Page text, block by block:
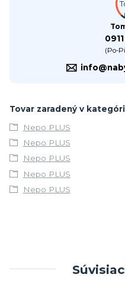
(Po-
Tovar zaradený v
Nepo PLUS
Nepo PLUS
Nepo PLUS
Nepo PLUS
Nepo PLUS